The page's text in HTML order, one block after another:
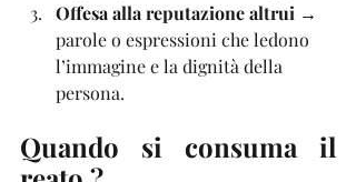
Offesa alla reputazione altrui →
parole o espressioni che ledono
l’immagine e la dignità della
persona.
Quando si consuma il